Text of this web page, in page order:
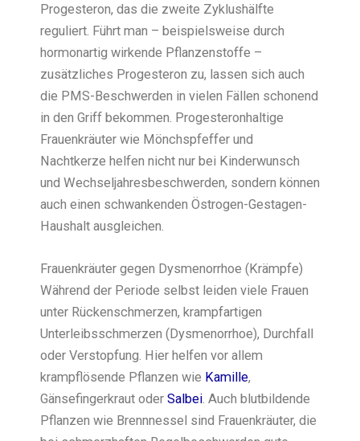
Progesteron, das die zweite Zyklushälfte
reguliert. Führt man – beispielsweise durch
hormonartig wirkende Pflanzenstoffe –
zusätzliches Progesteron zu, lassen sich auch
die PMS-Beschwerden in vielen Fällen schonend
in den Griff bekommen. Progesteronhaltige
Frauenkräuter wie Mönchspfeffer und
Nachtkerze helfen nicht nur bei Kinderwunsch
und Wechseljahresbeschwerden, sondern können
auch einen schwankenden Östrogen-Gestagen-
Haushalt ausgleichen.
Frauenkräuter gegen Dysmenorrhoe (Krämpfe)
Während der Periode selbst leiden viele Frauen
unter Rückenschmerzen, krampfartigen
Unterleibsschmerzen (Dysmenorrhoe), Durchfall
oder Verstopfung. Hier helfen vor allem
krampflösende Pflanzen wie Kamille,
Gänsefingerkraut oder Salbei. Auch blutbildende
Pflanzen wie Brennnessel sind Frauenkräuter, die